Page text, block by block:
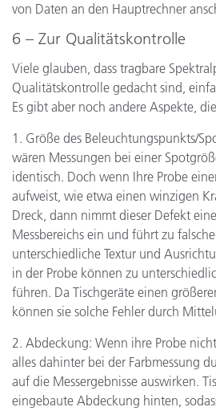
von Daten an den Hauptrechner
6 – Zur Qualitätskontrolle
Viele glauben, dass tragbare
Qualitätskontrolle gedacht sind,
Es gibt aber noch andere Aspekte,
1. Größe des Beleuchtungspunkts/
wären Messungen bei einer
identisch. Doch wenn Ihre Probe
aufweist, wie etwa einen winzigen
Dreck, dann nimmt dieser Defekt
Messbereichs ein und führt zu
unterschiedliche Textur und
in der Probe können zu
führen. Da Tischgeräte einen
können sie solche Fehler durch
2. Abdeckung: Wenn ihre Probe
alles dahinter bei der Farbmessung
auf die Messergebnisse auswirken.
eingebaute Abdeckung hinten,